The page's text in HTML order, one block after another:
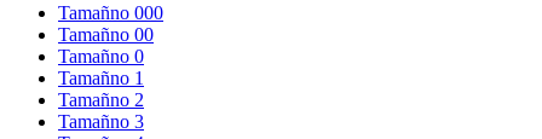
Tamañno 000
Tamañno 00
Tamañno 0
Tamañno 1
Tamañno 2
Tamañno 3